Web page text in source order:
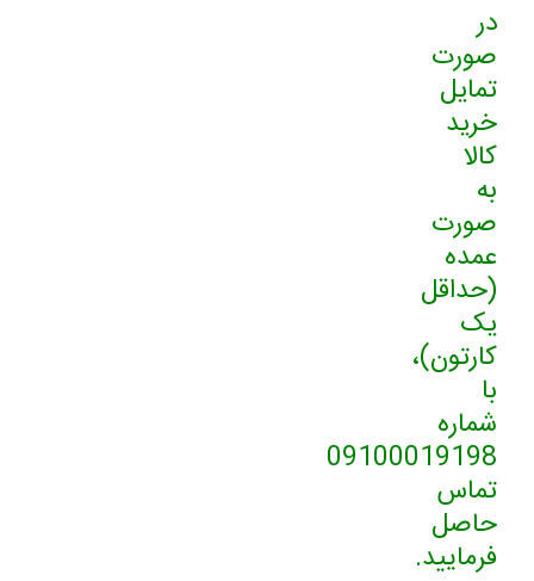
در
صورت
تمایل
خرید
کالا
به
صورت
عمده
(حداقل
یک
کارتون)،
با
شماره
09100019198
تماس
حاصل
فرمایید.